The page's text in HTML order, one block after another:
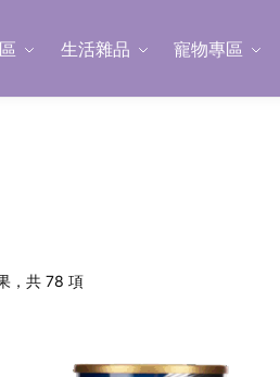
生活雜品 寵物專區
，共 78 項